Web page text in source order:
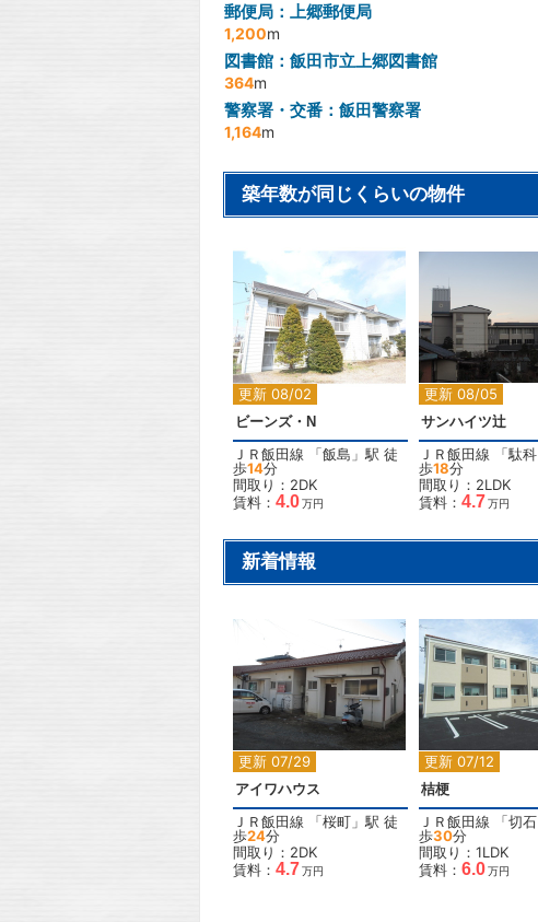
郵便局：上郷郵便局
1,200m
図書館：飯田市立上郷図書館
364m
警察署・交番：飯田警察署
1,164m
築年数が同じくらいの物件
更新 08/02
2
ビーンズ・N
ＪＲ飯田線 「飯島 」駅 徒
歩14分
間取り：2DK
賃料： 4.0万円
更新 08/05
2
サンハイツ辻
ＪＲ飯田線 「駄科
歩18分
間取り：2LDK
賃料： 4.7万円
新着情報
更新 07/29
2
アイワハウス
ＪＲ飯田線 「桜町 」駅 徒
歩24分
間取り：2DK
賃料： 4.7万円
更新 07/12
2
桔梗
ＪＲ飯田線 「切石
歩30分
間取り：1LDK
賃料： 6.0万円